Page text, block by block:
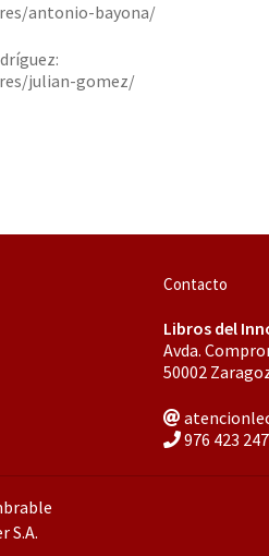
antonio-bayona/
julian-gomez/
Contacto
Libros del
Avda.
50002
976 423 247
S.A.